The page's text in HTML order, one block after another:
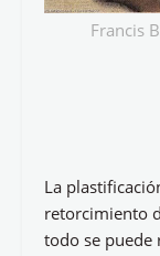
Francis
La
retorcimiento
todo se puede